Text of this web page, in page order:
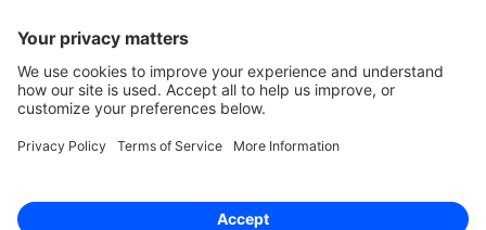
WeWork, 17 St Helen's Pl
London, England EC3A 6DG
Stockholm
© 2026 Miramis Technologies